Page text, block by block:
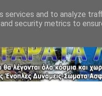
and to analyze
security metrics to